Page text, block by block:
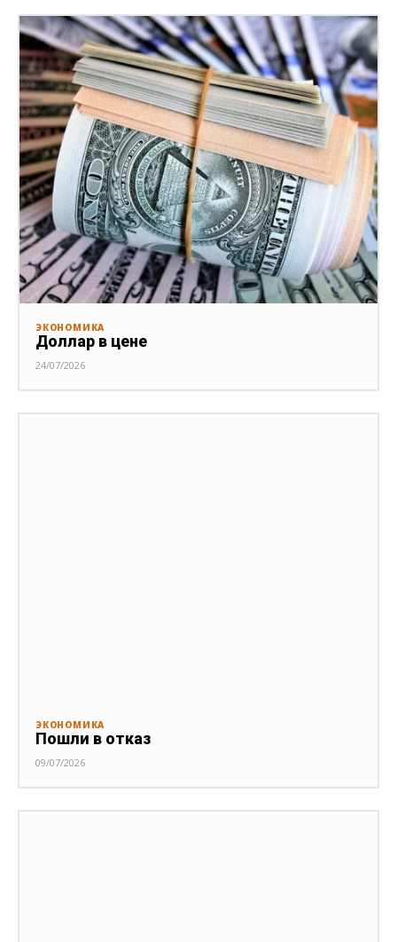
ЭКОНОМИКА
Доллар в цене
24/07/2026
ЭКОНОМИКА
Пошли в отказ
09/07/2026